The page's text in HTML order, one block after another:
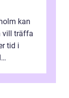
kan
vill träffa
tid i